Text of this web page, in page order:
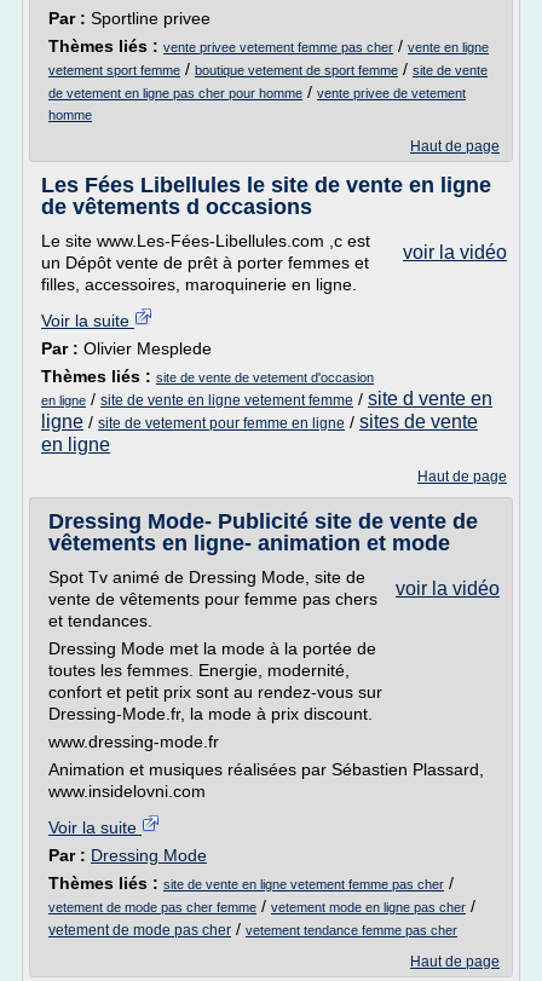
Par : Sportline privee
Thèmes liés : vente privee vetement femme pas cher / vente en ligne
vetement sport femme / boutique vetement de sport femme / site de vente
de vetement en ligne pas cher pour homme / vente privee de vetement
homme
Haut de page
Les Fées Libellules le site de vente en ligne
de vêtements d occasions
voir la vidéo
Le site www.Les-Fées-Libellules.com ,c est
un Dépôt vente de prêt à porter femmes et
filles, accessoires, maroquinerie en ligne.
Voir la suite
Par : Olivier Mesplede
Thèmes liés : site de vente de vetement d'occasion
en ligne / site de vente en ligne vetement femme / site d vente en
ligne / site de vetement pour femme en ligne / sites de vente
en ligne
Haut de page
Dressing Mode- Publicité site de vente de
vêtements en ligne- animation et mode
voir la vidéo
Spot Tv animé de Dressing Mode, site de
vente de vêtements pour femme pas chers
et tendances.
Dressing Mode met la mode à la portée de
toutes les femmes. Energie, modernité,
confort et petit prix sont au rendez-vous sur
Dressing-Mode.fr, la mode à prix discount.
www.dressing-mode.fr
Animation et musiques réalisées par Sébastien Plassard,
www.insidelovni.com
Voir la suite
Par : Dressing Mode
Thèmes liés : site de vente en ligne vetement femme pas cher /
vetement de mode pas cher femme / vetement mode en ligne pas cher /
vetement de mode pas cher / vetement tendance femme pas cher
Haut de page